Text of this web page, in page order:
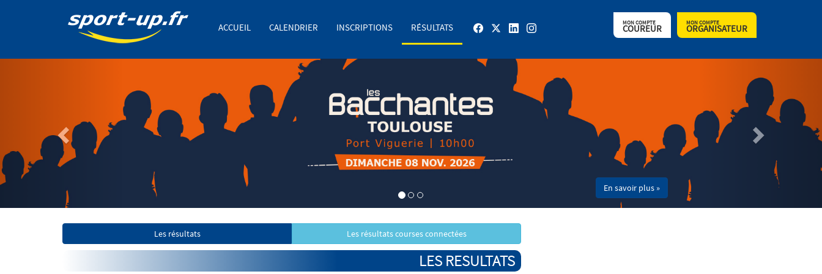
ACCUEIL CALENDRIER INSCRIPTIONS RÉSULTATS MON COMPTE
COUREUR
MON COMPTE
ORGANISATEUR
En savoir plus »
Previous
Les résultats Les résultats courses connectées
LES RESULTATS